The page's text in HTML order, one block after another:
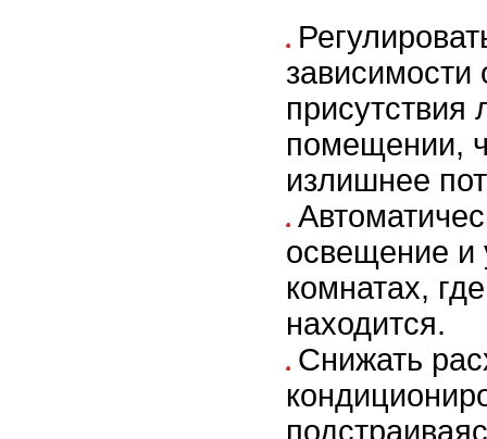
зависимости
присутствия
помещении,
излишнее
освещение и
комнатах,
находится.
Снижать